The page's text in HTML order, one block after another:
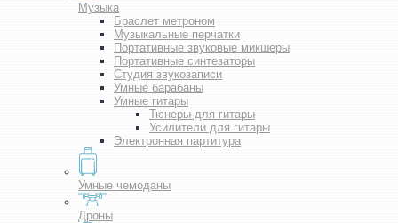
Музыка
Браслет метроном
Музыкальные перчатки
Портативные звуковые микшеры
Портативные синтезаторы
Студия звукозаписи
Умные барабаны
Умные гитары
Тюнеры для гитары
Усилители для гитары
Электронная партитура
Умные чемоданы
Дроны